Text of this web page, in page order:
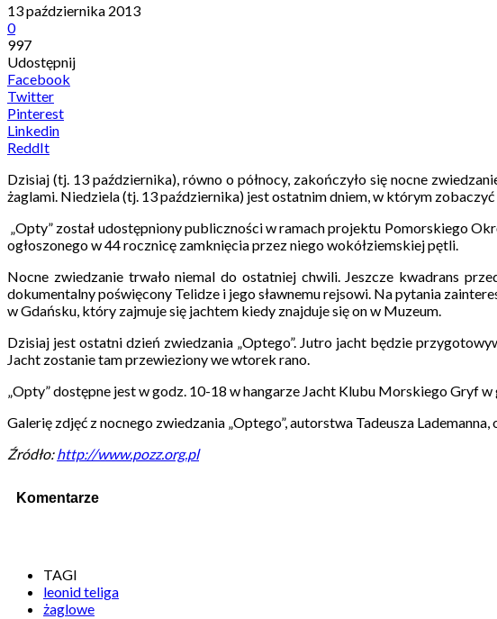
13 października 2013
0
997
Udostępnij
Facebook
Twitter
Pinterest
Linkedin
ReddIt
Dzisiaj (tj. 13 października), równo o północy, zakończyło się nocne
żaglami. Niedziela (tj. 13 października) jest ostatnim dniem, w którym
„Opty” został udostępniony publiczności w ramach projektu Pomorskiego
ogłoszonego w 44 rocznicę zamknięcia przez niego wokółziemskiej pętli.
Nocne zwiedzanie trwało niemal do ostatniej chwili. Jeszcze kwadrans
dokumentalny poświęcony Telidze i jego sławnemu rejsowi. Na pytania
w Gdańsku, który zajmuje się jachtem kiedy znajduje się on w Muzeum.
Dzisiaj jest ostatni dzień zwiedzania „Optego”. Jutro jacht będzie
Jacht zostanie tam przewieziony we wtorek rano.
„Opty” dostępne jest w godz. 10-18 w hangarze Jacht Klubu Morskiego Gryf
Galerię zdjęć z nocnego zwiedzania „Optego”, autorstwa Tadeusza Lademanna,
Źródło:http://www.pozz.org.pl
Komentarze
TAGI
leonid teliga
żaglowe